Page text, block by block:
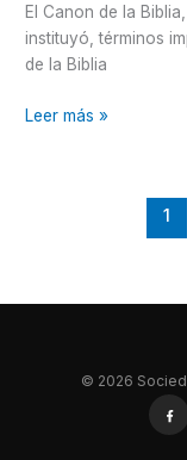
El Canon de la
instituyó, términos
de la Biblia
Leer más »
1
© 2026